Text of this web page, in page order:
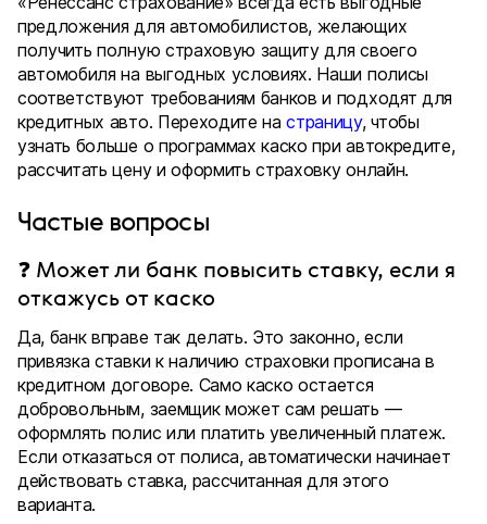
предложения для автомобилистов, желающих
получить полную страховую защиту для своего
автомобиля на выгодных условиях. Наши полисы
соответствуют требованиям банков и подходят для
кредитных авто. Переходите настраницу, чтобы
узнать больше о программах каско при автокредите,
рассчитать цену и оформить страховку онлайн.
Частые вопросы
❓ Может ли банк повысить ставку, если я
откажусь от каско
Да, банк вправе так делать. Это законно, если
привязка ставки к наличию страховки прописана в
кредитном договоре. Само каско остается
добровольным, заемщик может сам решать —
оформлять полис или платить увеличенный платеж.
Если отказаться от полиса, автоматически начинает
действовать ставка, рассчитанная для этого
варианта.